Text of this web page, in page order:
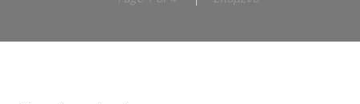
κτήριο BEAU RIVAGE στο Λουτράκι
Διεθνές Φεστιβάλ Φωτογραφίας Κορινθίας 2022Corinth